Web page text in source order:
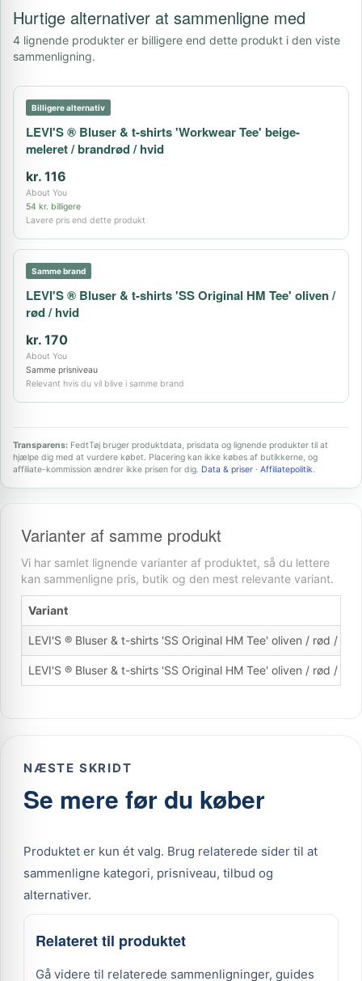
Hurtige alternativer at sammenligne med
4 lignende produkter er billigere end dette produkt i den viste
sammenligning.
Billigere alternativ
LEVI'S ® Bluser & t-shirts 'Workwear Tee' beige-
meleret / brandrød / hvid
kr. 116
About You
54 kr. billigere
Lavere pris end dette produkt
Samme brand
LEVI'S ® Bluser & t-shirts 'SS Original HM Tee' oliven /
rød / hvid
kr. 170
About You
Samme prisniveau
Relevant hvis du vil blive i samme brand
Transparens: FedtTøj bruger produktdata, prisdata og lignende produkter til at
hjælpe dig med at vurdere købet. Placering kan ikke købes af butikkerne, og
affiliate-kommission ændrer ikke prisen for dig. Data & priser · Affiliatepolitik.
Varianter af samme produkt
Vi har samlet lignende varianter af produktet, så du lettere
kan sammenligne pris, butik og den mest relevante variant.
Variant
LEVI'S ® Bluser & t-shirts 'SS Original HM Tee' oliven / rød /
LEVI'S ® Bluser & t-shirts 'SS Original HM Tee' oliven / rød /
NÆSTE SKRIDT
Se mere før du køber
Produktet er kun ét valg. Brug relaterede sider til at
sammenligne kategori, prisniveau, tilbud og
alternativer.
Relateret til produktet
Gå videre til relaterede sammenligninger, guides